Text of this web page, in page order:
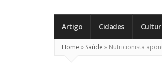
Real
Artigo Cidades
Home » Saúde » Nutricionista